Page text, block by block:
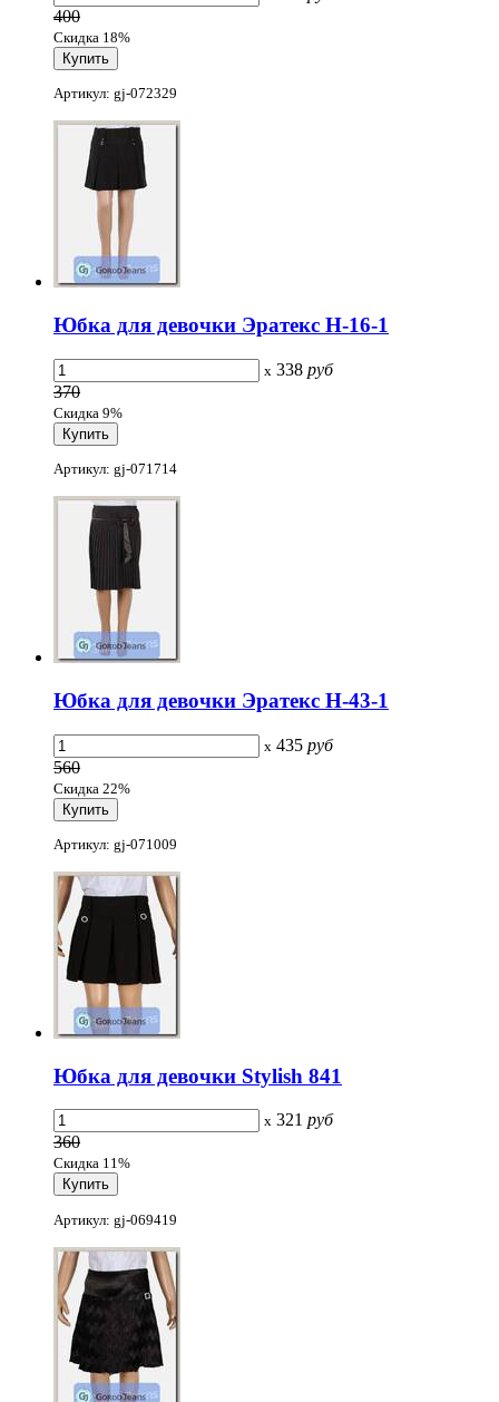
400
Скидка 18%
Артикул: gj-072329
Юбка для девочки Эратекс H-16-1
x 338 руб
370
Скидка 9%
Артикул: gj-071714
Юбка для девочки Эратекс H-43-1
x 435 руб
560
Скидка 22%
Артикул: gj-071009
Юбка для девочки Stylish 841
x 321 руб
360
Скидка 11%
Артикул: gj-069419